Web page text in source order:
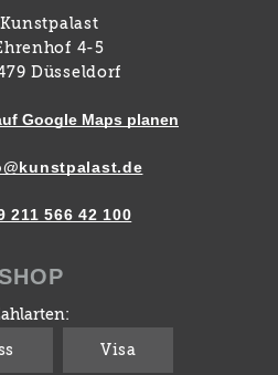
Kunstpalast
4-5
Düsseldorf
Google Maps planen
211 566 42 100
SHOP
Visa